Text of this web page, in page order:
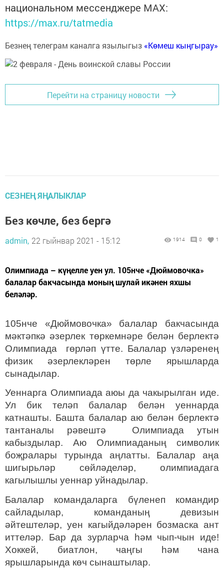
национальном мессенджере MАХ:
https://max.ru/tatmedia
Безнең телеграм каналга язылыгыз «Көмеш кыңгырау»
Перейти на страницу новости
СЕЗНЕҢ ЯҢАЛЫКЛАР
Без көчле, без бергә
admin, 22 гыйнвар 2021 - 15:12 1914 0 1
Олимпиада – күңелле уен ул. 105нче «Дюймовочка»
балалар бакчасында моның шулай икәнен яхшы
беләләр.
105нче «Дюймовочка» балалар бакчасында
мәктәпкә әзерлек төркемнәре белән берлектә
Олимпиада гөрләп үтте. Балалар үзләренең
физик әзерлекләрен төрле ярышларда
сынадылар.
Уеннарга Олимпиада аюы да чакырылган иде.
Ул бик теләп балалар белән уеннарда
катнашты. Башта балалар аю белән берлектә
тантаналы рәвештә Олимпиада утын
кабыздылар. Аю Олимпиаданың символик
боҗралары турында аңлатты. Балалар аңа
шигырьләр сөйләделәр, олимпиадага
кагылышлы уеннар уйнадылар.
Балалар командаларга бүленеп командир
сайладылар, команданың девизын
әйтештеләр, уен кагыйдәләрен бозмаска ант
иттеләр. Бар да зурларча һәм чып-чын иде!
Хоккей, биатлон, чаңгы һәм чана
ярышларында көч сынаштылар.